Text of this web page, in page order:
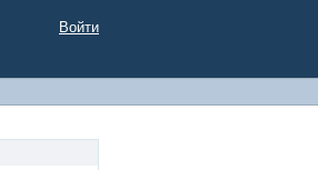
Войти